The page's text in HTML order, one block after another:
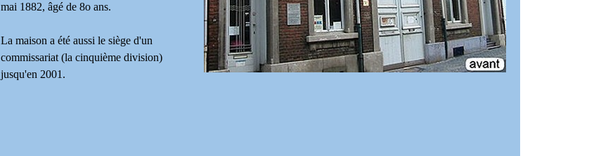
mai 1882, âgé de 8o ans.
La maison a été aussi le siège d'un
commissariat (la cinquième division)
jusqu'en 2001.